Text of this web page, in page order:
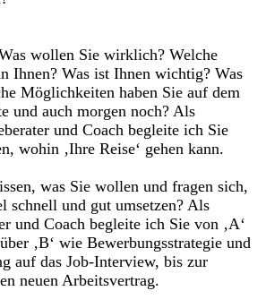
wollen Sie wirklich? Welche
Ihnen? Was ist Ihnen wichtig? Was
Möglichkeiten haben Sie auf dem
und auch morgen noch? Als
und Coach begleite ich Sie
wohin ‚Ihre Reise‘ gehen kann.
was Sie wollen und fragen sich,
schnell und gut umsetzen? Als
und Coach begleite ich Sie von ‚A‘
‚B‘ wie Bewerbungsstrategie und
auf das Job-Interview, bis zur
neuen Arbeitsvertrag.